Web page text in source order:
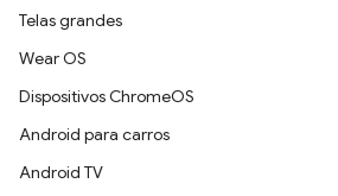
Telas grandes
Wear OS
Dispositivos ChromeOS
Android para carros
Android TV